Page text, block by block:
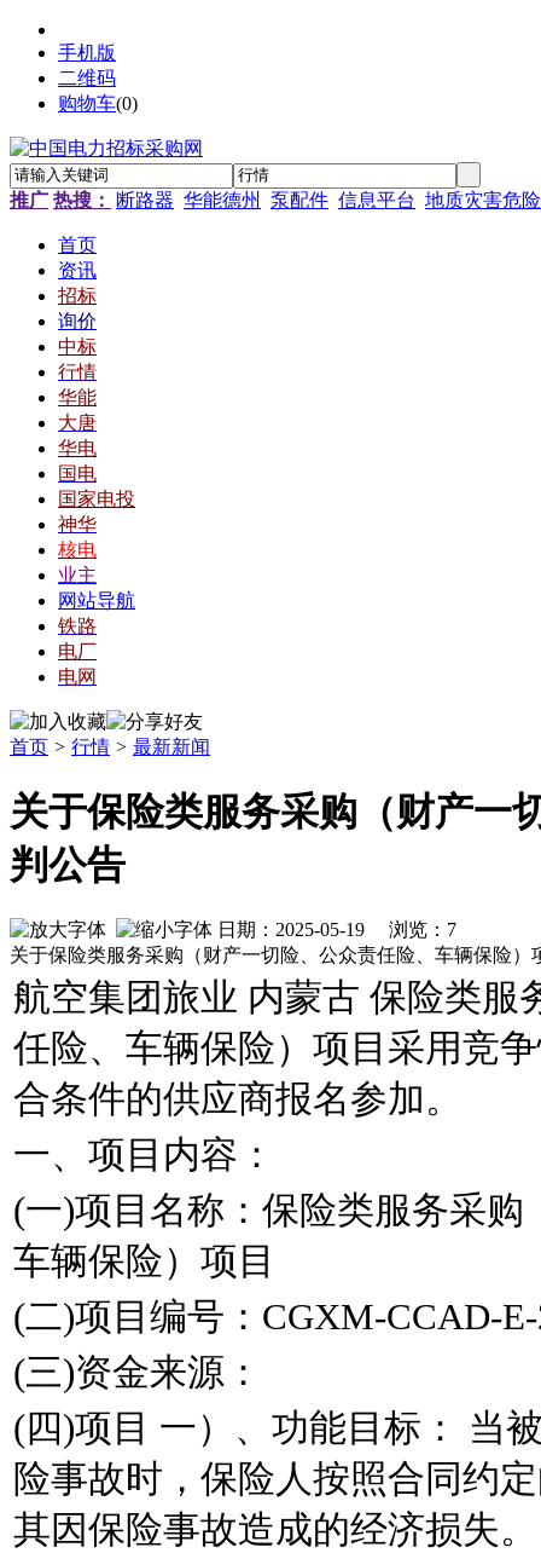
手机版
二维码
购物车(0)
推广 热搜： 断路器 华能德州 泵配件 信息平台 地质灾害危
首页
资讯
招标
询价
中标
行情
华能
大唐
华电
国电
国家电投
神华
核电
业主
网站导航
铁路
电厂
电网
首页 > 行情 > 最新新闻
关于保险类服务采购（财产一
判公告
日期：2025-05-19 浏览： 7
关于保险类服务采购（财产一切险、公众责任险、车辆保险）
航空集团旅业 内蒙古 保险类服
任险、车辆保险）项目采用竞
合条件的供应商报名参加。
一、项目内容：
(一)项目名称：保险类服务采
车辆保险）项目
(二)项目编号：CGXM-CCAD-E-
(三)资金来源：
(四)项目 一）、功能目标： 当
险事故时，保险人按照合同约
其因保险事故造成的经济损失